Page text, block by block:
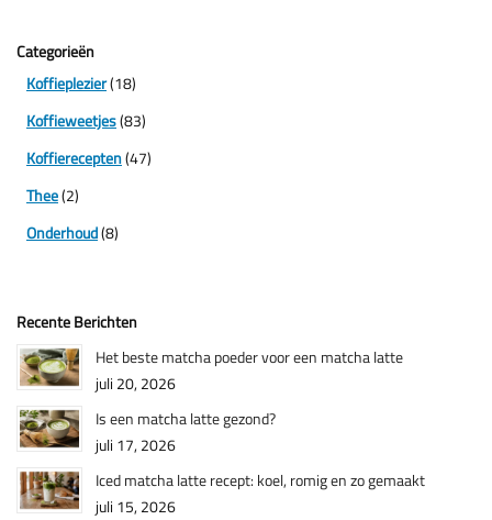
Categorieën
Koffieplezier(18)
Koffieweetjes(83)
Koffierecepten(47)
Thee(2)
Onderhoud(8)
Recente Berichten
Het beste matcha poeder voor een matcha latte
juli 20, 2026
Is een matcha latte gezond?
juli 17, 2026
Iced matcha latte recept: koel, romig en zo gemaakt
juli 15, 2026